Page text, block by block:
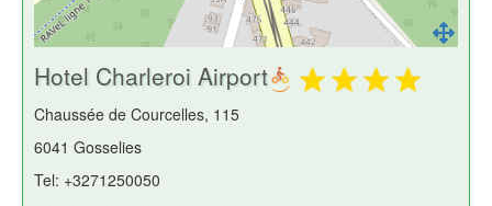
Hotel Charleroi Airport
Chaussée de Courcelles, 115
6041 Gosselies
Tel: +3271250050